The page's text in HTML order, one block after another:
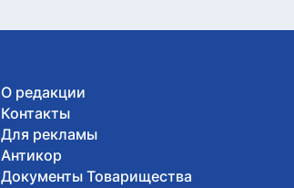
О редакции
Контакты
Для рекламы
Антикор
Документы Товарищества